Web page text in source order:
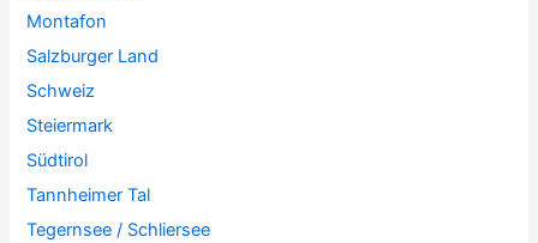
Montafon
Salzburger Land
Schweiz
Steiermark
Südtirol
Tannheimer Tal
Tegernsee / Schliersee